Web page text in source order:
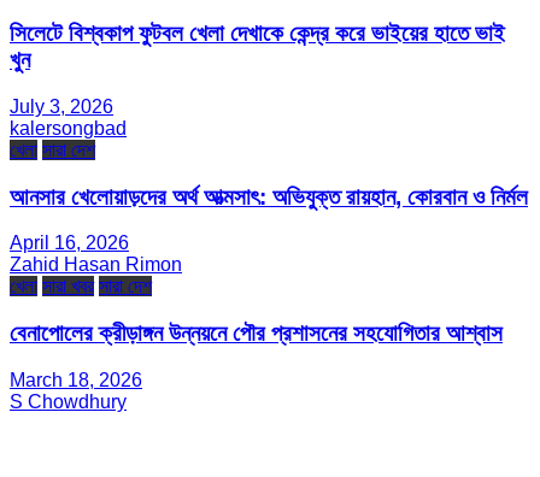
সিলেটে বিশ্বকাপ ফুটবল খেলা দেখাকে কেন্দ্র করে ভাইয়ের হাতে ভাই
খুন
July 3, 2026
kalersongbad
খেলা সারা দেশ
আনসার খেলোয়াড়দের অর্থ আত্মসাৎ: অভিযুক্ত রায়হান, কোরবান ও নির্মল
April 16, 2026
Zahid Hasan Rimon
খেলা সারা খবর সারা দেশ
বেনাপোলের ক্রীড়াঙ্গন উন্নয়নে পৌর প্রশাসনের সহযোগিতার আশ্বাস
March 18, 2026
S Chowdhury